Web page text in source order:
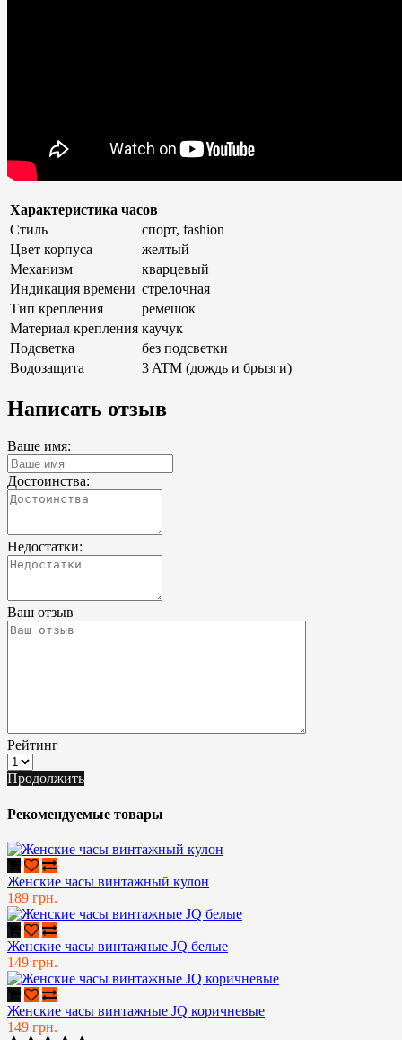
Характеристика часов
Стиль
спорт, fashion
Цвет корпуса
желтый
Механизм
кварцевый
Индикация времени стрелочная
Тип крепления
ремешок
Материал крепления каучук
Подсветка
без подсветки
Водозащита
3 ATM (дождь и брызги)
Написать отзыв
Ваше имя:
Достоинства:
Недостатки:
Ваш отзыв
Рейтинг
Продолжить
Рекомендуемые товары
Женские часы винтажный кулон
189 грн.
Женские часы винтажные JQ белые
149 грн.
Женские часы винтажные JQ коричневые
149 грн.